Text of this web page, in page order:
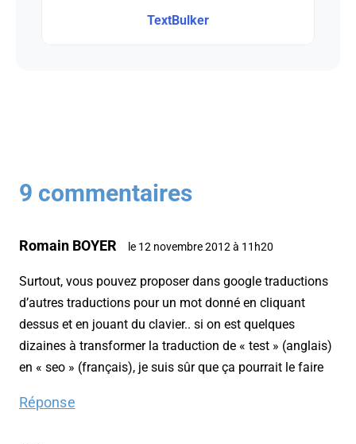
TextBulker
9 commentaires
Romain BOYER le 12 novembre 2012 à 11h20
Surtout, vous pouvez proposer dans google traductions
d’autres traductions pour un mot donné en cliquant
dessus et en jouant du clavier.. si on est quelques
dizaines à transformer la traduction de « test » (anglais)
en « seo » (français), je suis sûr que ça pourrait le faire
Réponse